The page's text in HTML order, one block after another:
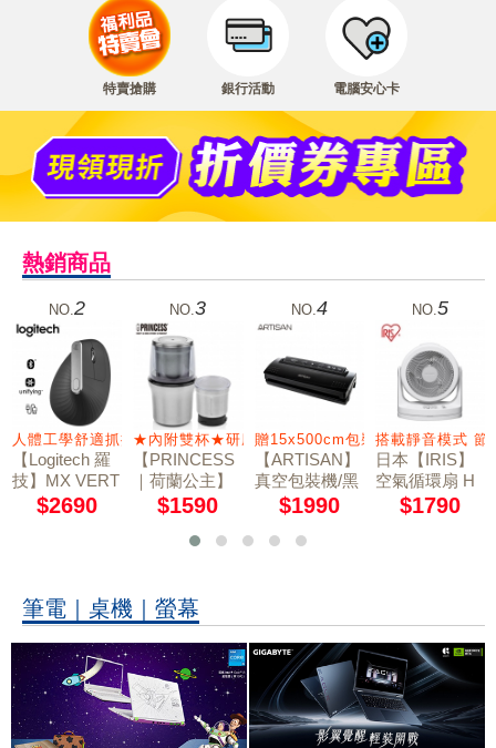
特賣搶購 銀行活動 電腦安心卡
熱銷商品
異的聲音
NO. 2
人體工學舒適抓握
【Logitech 羅
技】MX VERT
ICAL 無線垂直
$2690
NO.3
★內附雙杯★研磨杯/蔬果切碎杯
【PRINCESS
｜荷蘭公主】
不鏽鋼乾溼研
221030
$1590
NO. 4
贈15x500cm包裝袋2卷
【ARTISAN】
真空包裝機/黑
VS2140 (贈15
2卷)
$1990
NO.5
搭載靜音模式
日本【IRIS】
空氣循環扇 H
M23$1790
筆電｜桌機｜螢幕